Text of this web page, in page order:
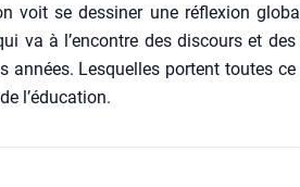
voit se des­si­ner une réflexion
va à l’encontre des dis­cours et
années. Les­quelles portent toutes ce
l’éducation.